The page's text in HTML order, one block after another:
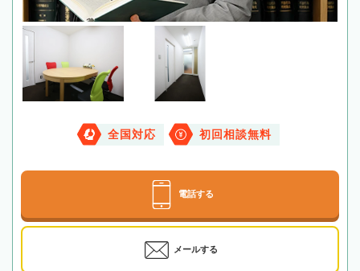
全国対応 初回相談無料
電話する
メールする